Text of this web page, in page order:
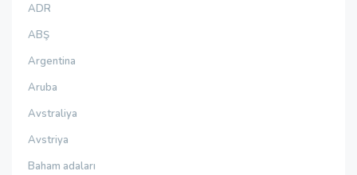
ADR
ABŞ
Argentina
Aruba
Avstraliya
Avstriya
Baham adaları